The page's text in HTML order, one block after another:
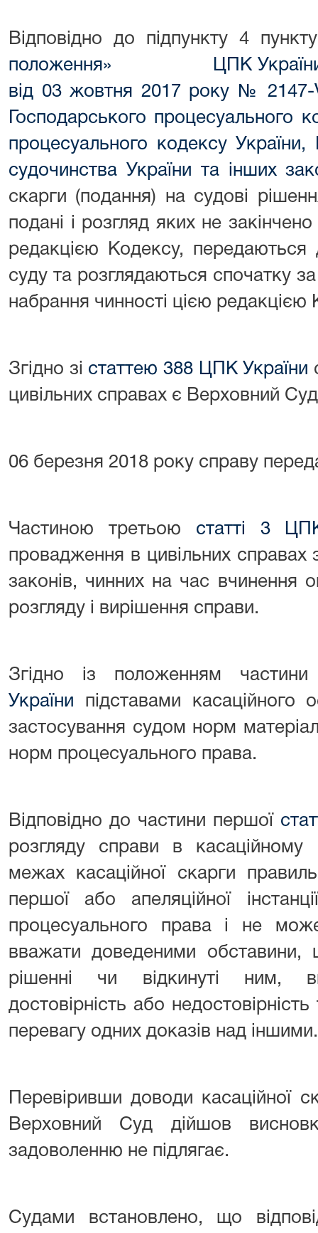
Відповідно до підпункту 4
положення» ЦПК
від 03 жовтня 2017 року № 2147-
Господарського процесуального
процесуального кодексу України,
судочинства України та інших
скарги (подання) на судові
подані і розгляд яких не
редакцією Кодексу, передаються
суду та розглядаються спочатку
набрання чинності цією редакцією
Згідно зі статтею 388 ЦПК України
цивільних справах є Верховний
06 березня 2018 року справу
Частиною третьою статті 3
провадження в цивільних справах
законів, чинних на час вчинення
розгляду і вирішення справи.
Згідно із положенням
України підставами касаційного
застосування судом норм
норм процесуального права.
Відповідно до частини першої
розгляду справи в
межах касаційної скарги
першої або апеляційної
процесуального права і не
вважати доведеними обставини,
рішенні чи відкинуті ним,
достовірність або
перевагу одних доказів над іншими.
Перевіривши доводи касаційної
Верховний Суд дійшов
задоволенню не підлягає.
Судами встановлено, що